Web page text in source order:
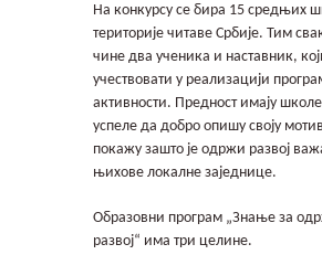
Јавне набавке
На конкурсу се бира 15 средњих
територије читаве Србије. Тим
чине два ученика и наставник,
учествовати у реализацији
активности. Предност имају школе
успеле да добро опишу своју
покажу зашто је одржи развој
њихове локалне заједнице.
Образовни програм „Знање за
развој“ има три целине.